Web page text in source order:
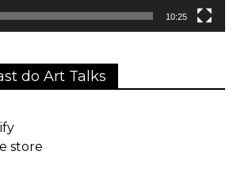
10:25
do Art Talks
store